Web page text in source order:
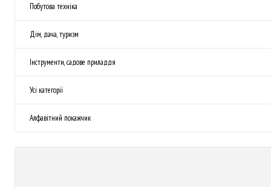
Побутова техніка
Дім, дача, туризм
Інструменти, садове приладдя
Усі категорії
Алфавітний покажчик